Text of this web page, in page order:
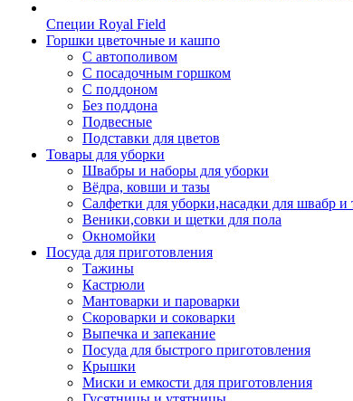
Специи Royal Field
Горшки цветочные и кашпо
С автополивом
С посадочным горшком
С поддоном
Без поддона
Подвесные
Подставки для цветов
Товары для уборки
Швабры и наборы для уборки
Вёдра, ковши и тазы
Салфетки для уборки,насадки для швабр и
Веники,совки и щетки для пола
Окномойки
Посуда для приготовления
Тажины
Кастрюли
Мантоварки и пароварки
Скороварки и соковарки
Выпечка и запекание
Посуда для быстрого приготовления
Крышки
Миски и емкости для приготовления